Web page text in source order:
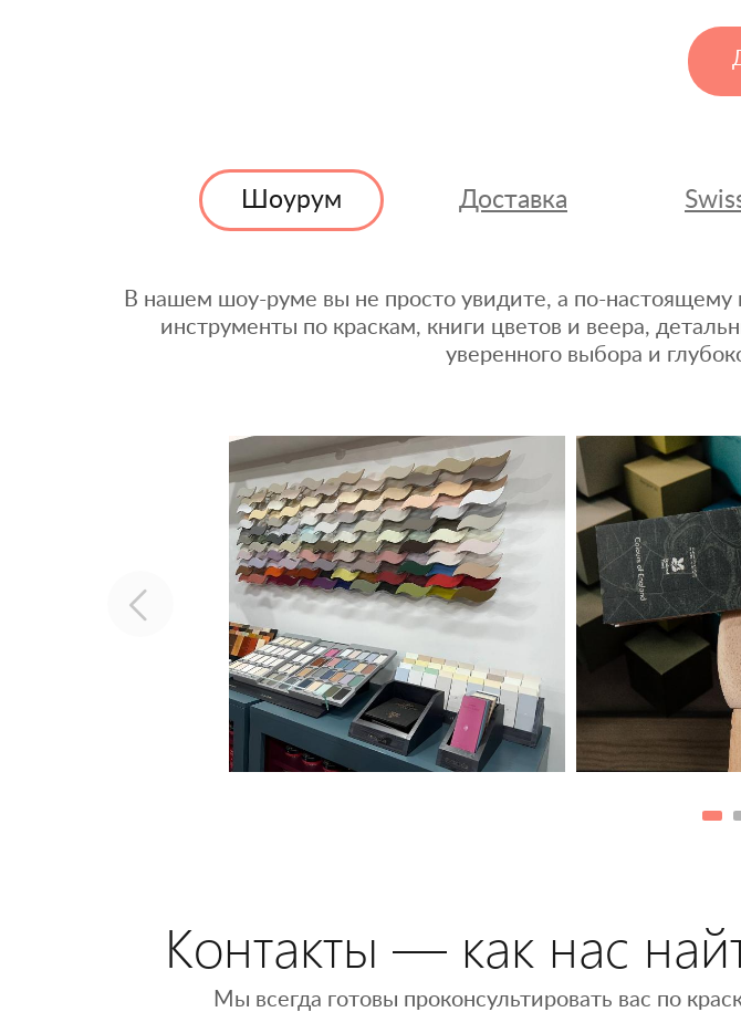
Шоурум Доставка
В нашем шоу-руме вы не просто увидите, а по-настоящему
инструменты по краскам, книги цветов и веера,
уверенного выбора и
Контакты — как нас
Мы всегда готовы проконсультировать вас по